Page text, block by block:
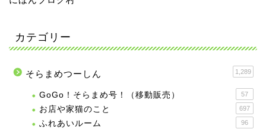
カテゴリー
そらまめつーしん 1,289
GoGo！そらまめ号！（移動販売） 57
お店や家猫のこと 697
ふれあいルーム 96